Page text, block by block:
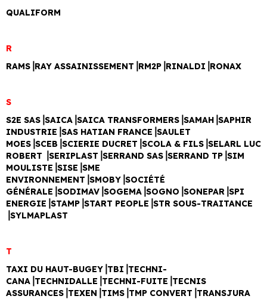
QUALIFORM
R
RAMS⎥RAY ASSAINISSEMENT⎥RM2P⎥RINALDI⎥ RONAX
S
S2E SAS⎥SAICA⎥SAICA TRANSFORMERS⎥SAMAH⎥SAPHIR
INDUSTRIE⎥SAS HATIAN FRANCE⎥SAULET
MOES⎥SCEB⎥SCIERIE DUCRET⎥SCOLA & FILS⎥SELARL LUC
ROBERT ⎥SERIPLAST⎥SERRAND SAS⎥SERRAND TP⎥SIM
MOULISTE⎥SISE⎥SME
ENVIRONNEMENT⎥SMOBY⎥SOCIÉTÉ
GÉNÉRALE⎥SODIMAV⎥SOGEMA⎥SOGNO⎥SONEPAR⎥SPI
ENERGIE⎥STAMP⎥START PEOPLE⎥STR SOUS-TRAITANCE
⎥SYLMAPLAST
T
TAXI DU HAUT-BUGEY⎥TBI⎥TECHNI-
CANA⎥TECHNIDALLE⎥TECHNI-FUITE⎥TECNIS
ASSURANCES⎥TEXEN⎥TIMS⎥TMP CONVERT⎥TRANSJURA